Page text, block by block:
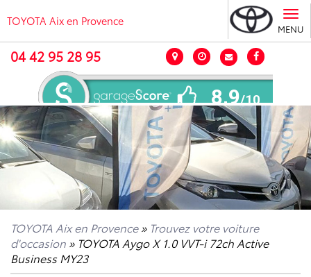
MENU
TOYOTA Aix en Provence
04 42 95 28 95
TOYOTA Aix en Provence» Trouvez votre voiture
d'occasion » TOYOTA Aygo X 1.0 VVT-i 72ch Active
Business MY23